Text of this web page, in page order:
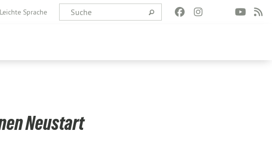
Leichte Sprache
Neustart